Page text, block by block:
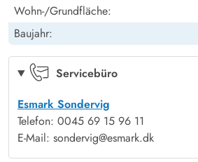
Wohnraumgestaltung ist die ganze
und alles kann gemeinsam erledigt
Spieleabende, leckeres Grillen auf
Gespräche bei einem Glas Wein
angenehme Wärme sorgt die
energiesparendes Heizen wird diese
geheizt.
Wohn-/Grundfläche:
Baujahr:
Servicebüro
Esmark Sondervig
Telefon: 0045 69 15 96 11
E-Mail: sondervig@esmark.dk